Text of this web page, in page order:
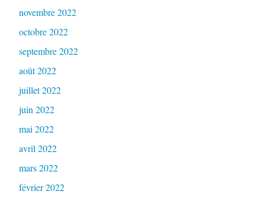
novembre 2022
octobre 2022
septembre 2022
août 2022
juillet 2022
juin 2022
mai 2022
avril 2022
mars 2022
février 2022